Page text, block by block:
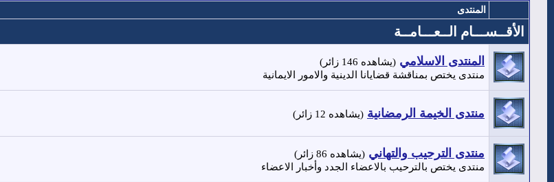
المنتدى
الأقــســـام الــعـــامــة
المنتدى الاسلامي (يشاهده 146 زائر)
منتدى يختص بمناقشة قضايانا الدينية والامور الايمانية
منتدى الخيمة الرمضانية (يشاهده 12 زائر)
منتدى الترحيب والتهاني (يشاهده 86 زائر)
منتدى يختص بالترحيب بالاعضاء الجدد وأخبار الاعضاء